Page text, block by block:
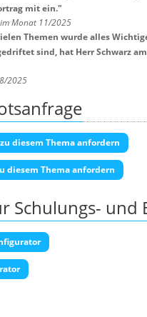
mit ein."
im Monat 11/2025
Themen wurde alles
sind, hat Herr Schwarz
2025
diesem Thema anfordern
diesem Thema anfordern
Schulungs- und